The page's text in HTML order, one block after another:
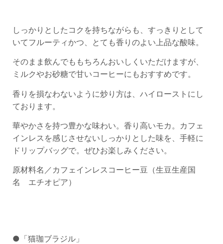
しっかりとしたコクを持ちながらも、すっきりとして
いてフルーティかつ、とても香りのよい上品な酸味。
そのまま飲んでももちろんおいしくいただけますが、
ミルクやお砂糖で甘いコーヒーにもおすすめです。
香りを損なわないように炒り方は、ハイローストにし
ております。
華やかさを持つ豊かな味わい。香り高いモカ。カフェ
インレスを感じさせないしっかりとした味を、手軽に
ドリップバッグで。ぜひお楽しみください。
原材料名／カフェインレスコーヒー豆（生豆生産国
名 エチオピア）
●「猫珈ブラジル」